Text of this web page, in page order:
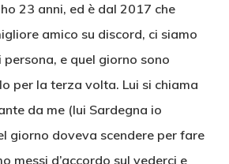
23 anni, ed è dal 2017 che
amico su discord, ci siamo
e quel giorno sono
per la terza volta. Lui si chiama
da me (lui Sardegna io
giorno doveva scendere per fare
messi d’accordo sul vederci e